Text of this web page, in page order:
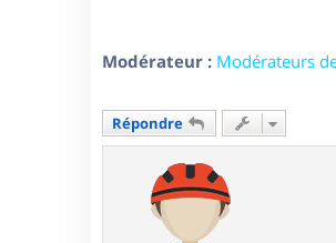
Modérateur : Modérateurs
Répondre